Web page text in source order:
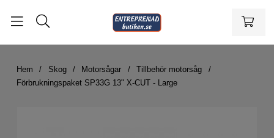
Hem Skog Motorsågar
Tillbehör motorsåg
Förbrukningspaket SP33G 13" X-CUT - Large